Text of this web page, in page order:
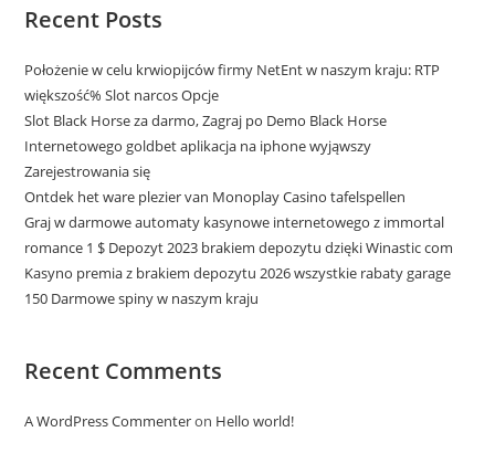
Recent Posts
Położenie w celu krwiopijców firmy NetEnt w naszym kraju: RTP
większość% Slot narcos Opcje
Slot Black Horse za darmo, Zagraj po Demo Black Horse
Internetowego goldbet aplikacja na iphone wyjąwszy
Zarejestrowania się
Ontdek het ware plezier van Monoplay Casino tafelspellen
Graj w darmowe automaty kasynowe internetowego z immortal
romance 1 $ Depozyt 2023 brakiem depozytu dzięki Winastic com
Kasyno premia z brakiem depozytu 2026 wszystkie rabaty garage
150 Darmowe spiny w naszym kraju
Recent Comments
A WordPress Commenteron Hello world!